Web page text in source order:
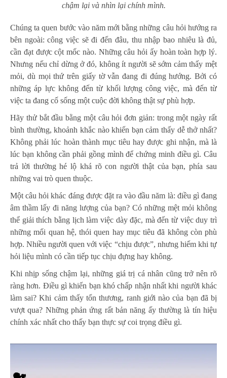
chậm lại và nhìn lại chính mình.
Chúng ta quen bước vào năm mới bằng những câu hỏi hướng ra
bên ngoài: công việc sẽ đi đến đâu, thu nhập bao nhiêu là đủ,
cần đạt được cột mốc nào. Những câu hỏi ấy hoàn toàn hợp lý.
Nhưng nếu chỉ dừng ở đó, không ít người sẽ sớm cảm thấy mệt
mỏi, dù mọi thứ trên giấy tờ vẫn đang đi đúng hướng. Bởi có
những áp lực không đến từ khối lượng công việc, mà đến từ
việc ta đang cố sống một cuộc đời không thật sự phù hợp.
Hãy thử bắt đầu bằng một câu hỏi đơn giản: trong một ngày rất
bình thường, khoảnh khắc nào khiến bạn cảm thấy dễ thở nhất?
Không phải lúc hoàn thành mục tiêu hay được ghi nhận, mà là
lúc bạn không cần phải gồng mình để chứng minh điều gì. Câu
trả lời thường hé lộ khá rõ con người thật của bạn, phía sau
những vai trò quen thuộc.
Một câu hỏi khác đáng được đặt ra vào đầu năm là: điều gì đang
âm thầm lấy đi năng lượng của bạn? Có những mệt mỏi không
thể giải thích bằng lịch làm việc dày đặc, mà đến từ việc duy trì
những mối quan hệ, thói quen hay mục tiêu đã không còn phù
hợp. Nhiều người quen với việc “chịu được”, nhưng hiếm khi tự
hỏi liệu mình có cần tiếp tục chịu đựng hay không.
Khi nhịp sống chậm lại, những giá trị cá nhân cũng trở nên rõ
ràng hơn. Điều gì khiến bạn khó chấp nhận nhất khi người khác
làm sai? Khi cảm thấy tổn thương, ranh giới nào của bạn đã bị
vượt qua? Những phản ứng rất bản năng ấy thường là tín hiệu
chính xác nhất cho thấy bạn thực sự coi trọng điều gì.